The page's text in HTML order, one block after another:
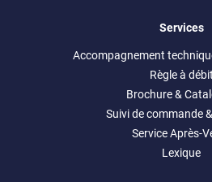
Services
Accompagnement
Règle à débit
Brochure &
Suivi de commande
Service Après-
Lexique